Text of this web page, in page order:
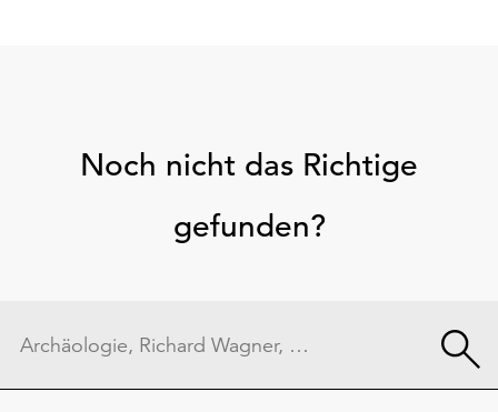
Noch nicht das Richtige
gefunden?